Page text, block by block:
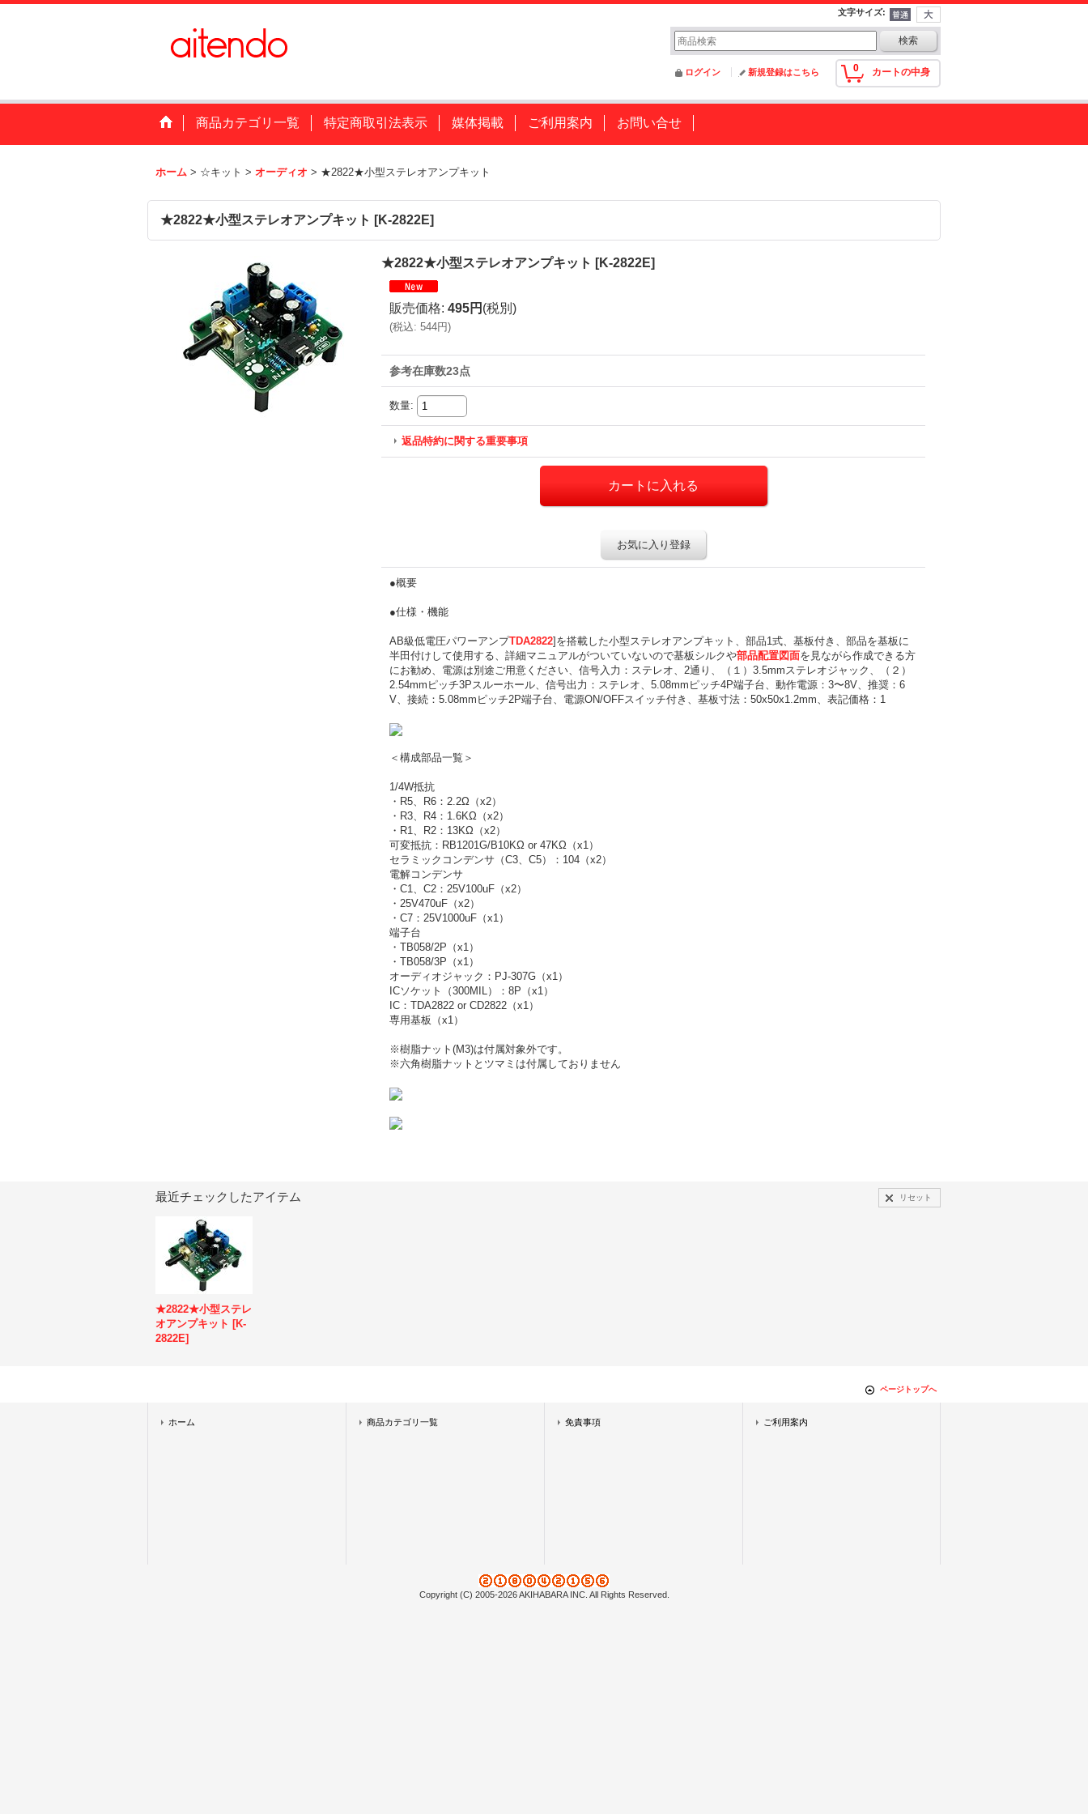
文字サイズ:
0 カートの中身
ログイン 新規登録はこちら
商品カテゴリ一覧 特定商取引法表示 媒体掲載 ご利用案内 お問い合せ
ホーム > ☆キット > オーディオ > ★2822★小型ステレオアンプキット
★2822★小型ステレオアンプキット [K-2822E]
★2822★小型ステレオアンプキット [K-2822E]
販売価格: 495円 (税別)
(税込: 544円)
参考在庫数23点
数量:
返品特約に関する重要事項
お気に入り登録
●概要
●仕様・機能
AB級低電圧パワーアンプTDA2822]を搭載した小型ステレオアンプキット、部品1式、基板付き、部品を基板に
半田付けして使用する、詳細マニュアルがついていないので基板シルクや部品配置図面を見ながら作成できる方
にお勧め、電源は別途ご用意ください、信号入力：ステレオ、2通り、（１）3.5mmステレオジャック、（２）
2.54mmピッチ3Pスルーホール、信号出力：ステレオ、5.08mmピッチ4P端子台、動作電源：3〜8V、推奨：6
V、接続：5.08mmピッチ2P端子台、電源ON/OFFスイッチ付き、基板寸法：50x50x1.2mm、表記価格：1
＜構成部品一覧＞
1/4W抵抗
・R5、R6：2.2Ω（x2）
・R3、R4：1.6KΩ（x2）
・R1、R2：13KΩ（x2）
可変抵抗：RB1201G/B10KΩ or 47KΩ（x1）
セラミックコンデンサ（C3、C5）：104（x2）
電解コンデンサ
・C1、C2：25V100uF（x2）
・25V470uF（x2）
・C7：25V1000uF（x1）
端子台
・TB058/2P（x1）
・TB058/3P（x1）
オーディオジャック：PJ-307G（x1）
ICソケット（300MIL）：8P（x1）
IC：TDA2822 or CD2822（x1）
専用基板（x1）
※樹脂ナット(M3)は付属対象外です。
※六角樹脂ナットとツマミは付属しておりません
最近チェックしたアイテム リセット
★2822★小型ステレ
オアンプキット [K-
2822E]
ページトップへ
ホーム 商品カテゴリ一覧 免責事項 ご利用案内
Copyright (C) 2005-2026 AKIHABARA INC. All Rights Reserved.